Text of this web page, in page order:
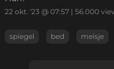
22 okt. '23 @ 07:57 | 56.000
spiegel bed meisje